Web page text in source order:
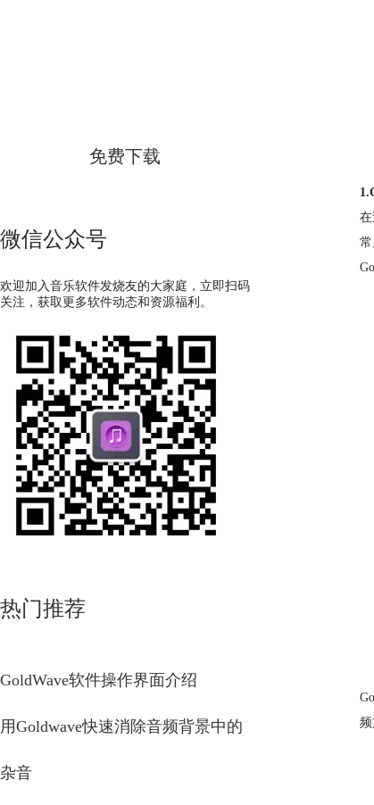
免费下载
微信公众号
欢迎加入音乐软件发烧友的大家庭，立即扫码
关注，获取更多软件动态和资源福利。
热门推荐
GoldWave软件操作界面介绍
用Goldwave快速消除音频背景中的
杂音
常